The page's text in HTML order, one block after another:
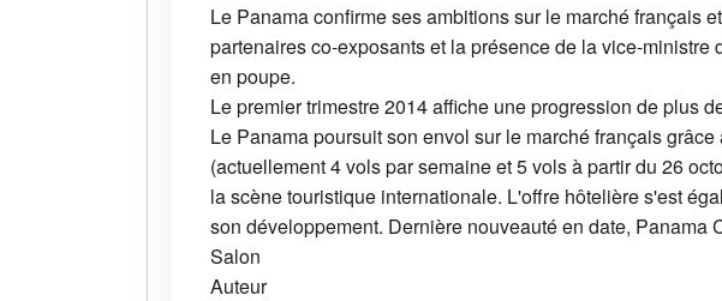
Le Panama confirme ses ambitions sur le marché français
partenaires co-exposants et la présence de la vice-
en poupe.
Le premier trimestre 2014 affiche une progression de plus
Le Panama poursuit son envol sur le marché français
(actuellement 4 vols par semaine et 5 vols à partir du 26
la scène touristique internationale. L'offre hôtelière s'est
son développement. Dernière nouveauté en date,
Salon
Auteur